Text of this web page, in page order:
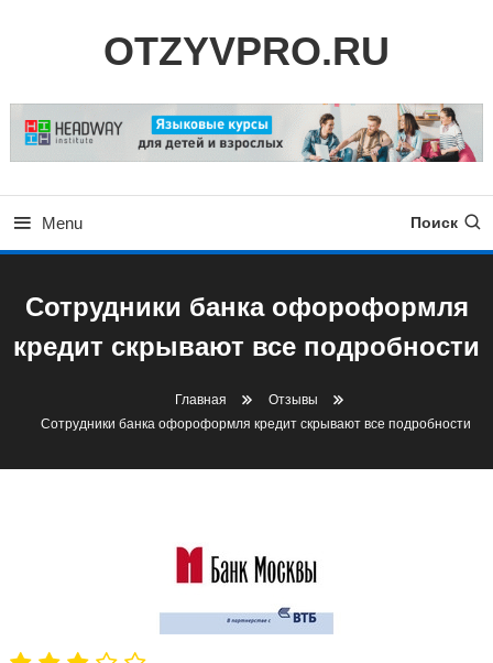
OTZYVPRO.RU
Menu Поиск
Сотрудники банка офороформля
кредит скрывают все подробности
Главная
Отзывы
Сотрудники банка офороформля кредит скрывают все подробности